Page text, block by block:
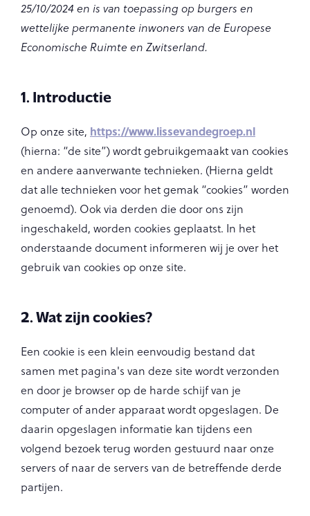
25/10/2024 en is van toepassing op burgers en
wettelijke permanente inwoners van de Europese
Economische Ruimte en Zwitserland.
1. Introductie
Op onze site, https://www.lissevandegroep.nl
(hierna: “de site”) wordt gebruikgemaakt van cookies
en andere aanverwante technieken. (Hierna geldt
dat alle technieken voor het gemak “cookies” worden
genoemd). Ook via derden die door ons zijn
ingeschakeld, worden cookies geplaatst. In het
onderstaande document informeren wij je over het
gebruik van cookies op onze site.
2. Wat zijn cookies?
Een cookie is een klein eenvoudig bestand dat
samen met pagina's van deze site wordt verzonden
en door je browser op de harde schijf van je
computer of ander apparaat wordt opgeslagen. De
daarin opgeslagen informatie kan tijdens een
volgend bezoek terug worden gestuurd naar onze
servers of naar de servers van de betreffende derde
partijen.